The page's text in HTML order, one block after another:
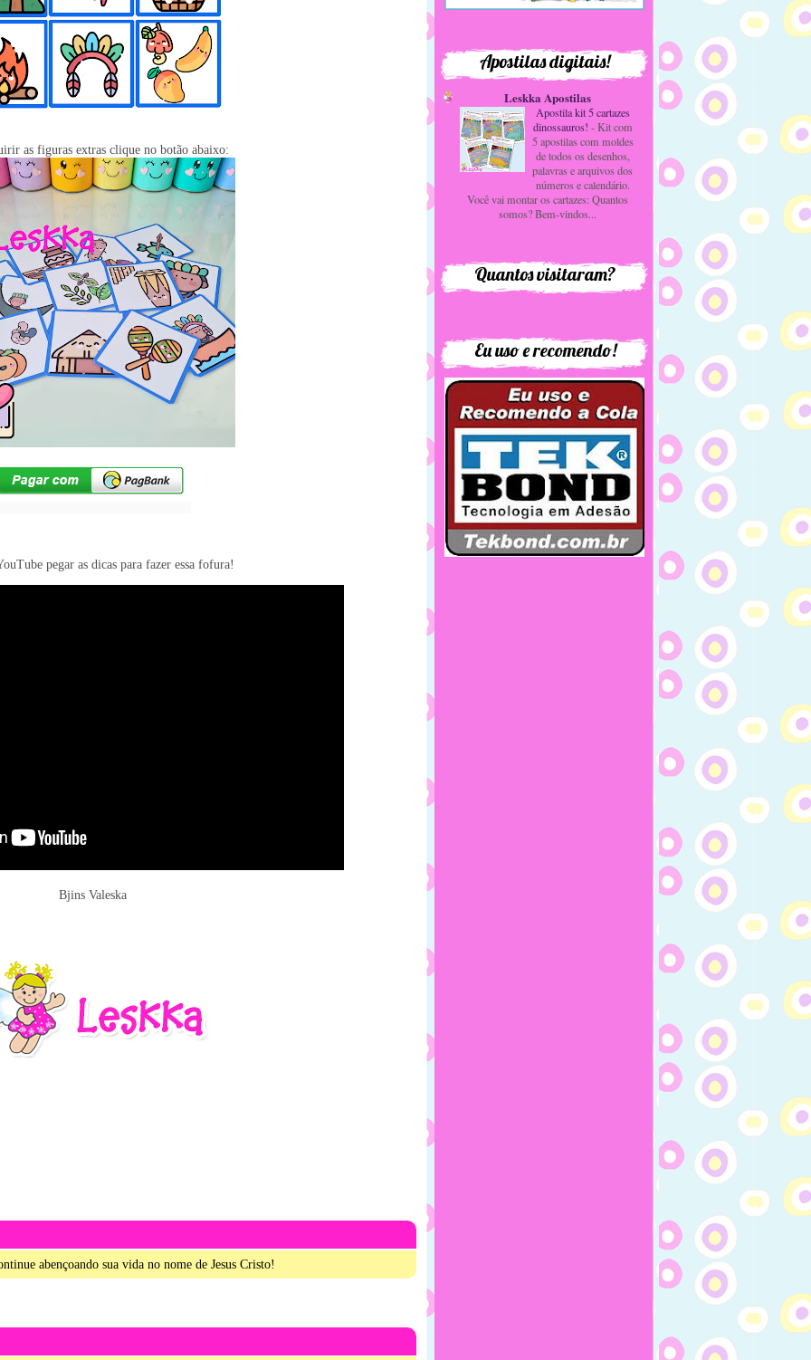
as figuras extras clique no botão abaixo:
pegar as dicas para fazer essa fofura!
Bjins Valeska
abençoando sua vida no nome de Jesus Cristo!
Apostilas digitais!
Leskka Apostilas
Apostila kit 5 cartazes
dinossauros! -Kit com
5 apostilas com moldes
de todos os desenhos,
palavras e arquivos dos
números e calendário.
Você vai montar os cartazes: Quantos
somos? Bem-vindos...
Quantos visitaram?
Eu uso e recomendo!